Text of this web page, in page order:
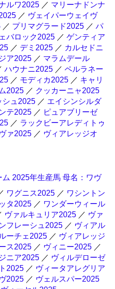
ルワ2025 ／ マリーナドンナ
／ ヴェイパーウェイヴ
／ プリマグラード2025 ／ パ
バロック2025 ／ ゲンティア
／ デミ2025 ／ カルセドニ
ア2025 ／ マラムデール
ハウナニ2025 ／ ペルラネー
／ モディカ2025 ／ キャリ
2025 ／ クッカーニャ2025
シュ2025 ／ エイシンシルダ
テ2025 ／ ピュアブリーゼ
／ ラックビーアレディトゥ
ァ2025 ／ ヴィアレッジオ
2025年生産馬 母名：ワヴ
ワグニス2025 ／ ワシントン
タ2025 ／ ワンダーウィール
ヴァルキュリア2025 ／ ヴァ
フレーシュ2025 ／ ヴィアル
ーチェ2025 ／ ヴィアレッジ
ス2025 ／ ヴィニー2025 ／
ニア2025 ／ ヴィルデローゼ
2025 ／ ヴィータアレグリア
2025 ／ ヴェルスパー2025